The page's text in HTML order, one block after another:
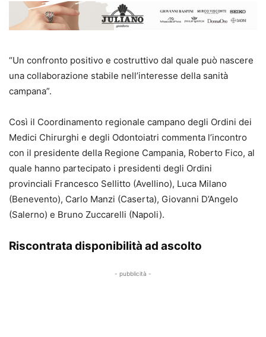
“Un confronto positivo e costruttivo dal quale può nascere
una collaborazione stabile nell’interesse della sanità
campana”.
Così il Coordinamento regionale campano degli Ordini dei
Medici Chirurghi e degli Odontoiatri commenta l’incontro
con il presidente della Regione Campania, Roberto Fico, al
quale hanno partecipato i presidenti degli Ordini
provinciali Francesco Sellitto (Avellino), Luca Milano
(Benevento), Carlo Manzi (Caserta), Giovanni D’Angelo
(Salerno) e Bruno Zuccarelli (Napoli).
Riscontrata disponibilità ad ascolto
- pubblicità -